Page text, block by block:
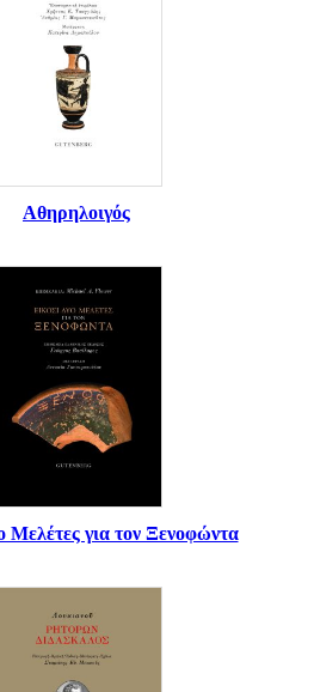
Αθηρηλοιγός
Μελέτες για τον Ξενοφώντα